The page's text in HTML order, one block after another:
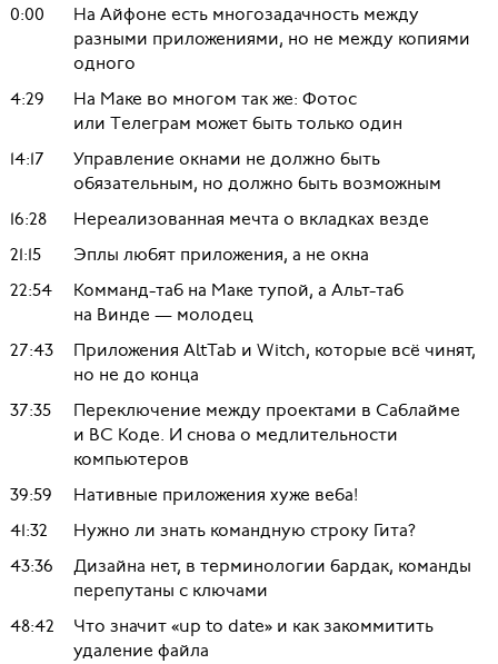
0:00
На Айфоне есть многозадачность между
разными приложениями, но не между копиями
одного
4:29
На Маке во многом так же: Фотос
или Телеграм может быть только один
14:17
Управление окнами не должно быть
обязательным, но должно быть возможным
16:28
Нереализованная мечта о вкладках везде
21:15
Эплы любят приложения, а не окна
22:54
Комманд-таб на Маке тупой, а Альт-таб
на Винде — молодец
27:43
Приложения AltTab и Witch, которые всё чинят,
но не до конца
37:35
Переключение между проектами в Саблайме
и ВС Коде. И снова о медлительности
компьютеров
39:59
Нативные приложения хуже веба!
41:32
Нужно ли знать командную строку Гита?
43:36
Дизайна нет, в терминологии бардак, команды
перепутаны с ключами
48:42
Что значит «up to date» и как закоммитить
удаление файла